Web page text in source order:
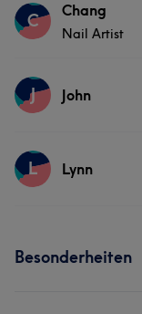
C Chang
Nail Artist
Services
Portfolio
J John
Services
Portfolio
L Lynn
Besonderheiten